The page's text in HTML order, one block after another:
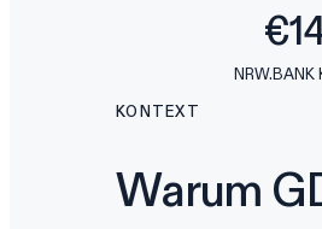
KONTEXT
Warum